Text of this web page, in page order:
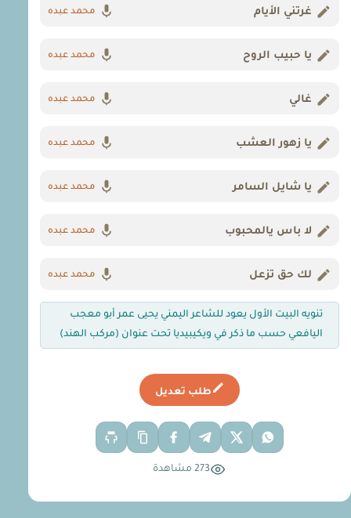
غرتني الأيام محمد عبده
يا حبيب الروح محمد عبده
غالي محمد عبده
يا زهور العشب محمد عبده
يا شايل السامر محمد عبده
لا باس يالمحبوب محمد عبده
لك حق تزعل محمد عبده
تنويه البيت الأول يعود للشاعر اليمني يحيى عمر أبو معجب
اليافعي حسب ما ذكر في ويكيبيديا تحت عنوان (مركب الهند)
طلب تعديل
273 مشاهدة